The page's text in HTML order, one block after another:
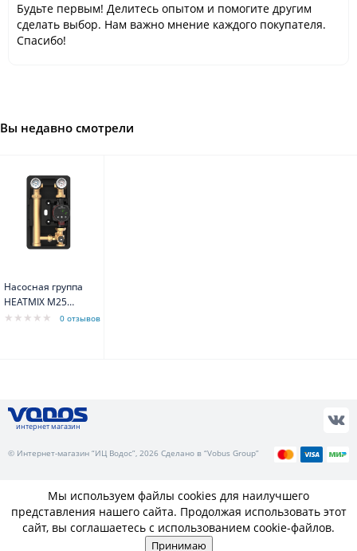
Будьте первым! Делитесь опытом и помогите другим
сделать выбор. Нам важно мнение каждого покупателя.
Спасибо!
Вы недавно смотрели
Насосная группа
HEATMIX M25
ALPHA2 80 Rp 1"/ G
0 отзывов
интернет магазин
© Интернет-магазин “ИЦ Водос”, 2026 Сделано в “Vobus Group”
Мы используем файлы cookies для наилучшего
представления нашего сайта. Продолжая использовать этот
сайт, вы соглашаетесь с использованием cookie-файлов.
Принимаю